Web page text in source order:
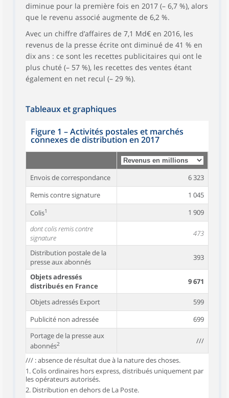
diminue pour la première fois en 2017 (– 6,7 %), alors
que le revenu associé augmente de 6,2 %.
Avec un chiffre d’affaires de 7,1 Md€ en 2016, les
revenus de la presse écrite ont diminué de 41 % en
dix ans : ce sont les recettes publicitaires qui ont le
plus chuté (– 57 %), les recettes des ventes étant
également en net recul (– 29 %).
Tableaux et graphiques
Figure 1 –Activités postales et marchés
connexes de distribution en 2017
Envois de correspondance
6 323
Remis contre signature
1 045
Colis1
1 909
dont colis remis contre
signature
473
Distribution postale de la
presse aux abonnés
393
Objets adressés
distribués en France
9 671
Objets adressés Export
599
Publicité non adressée
699
Portage de la presse aux
abonnés2 ///
/// : absence de résultat due à la nature des choses.
1. Colis ordinaires hors express, distribués uniquement par
les opérateurs autorisés.
2. Distribution en dehors de La Poste.